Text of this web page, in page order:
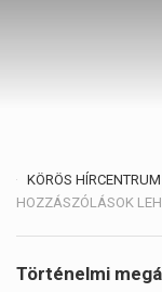
KÖRÖS HÍRCENTRUM
HOZZÁSZÓLÁSOK
Történelmi